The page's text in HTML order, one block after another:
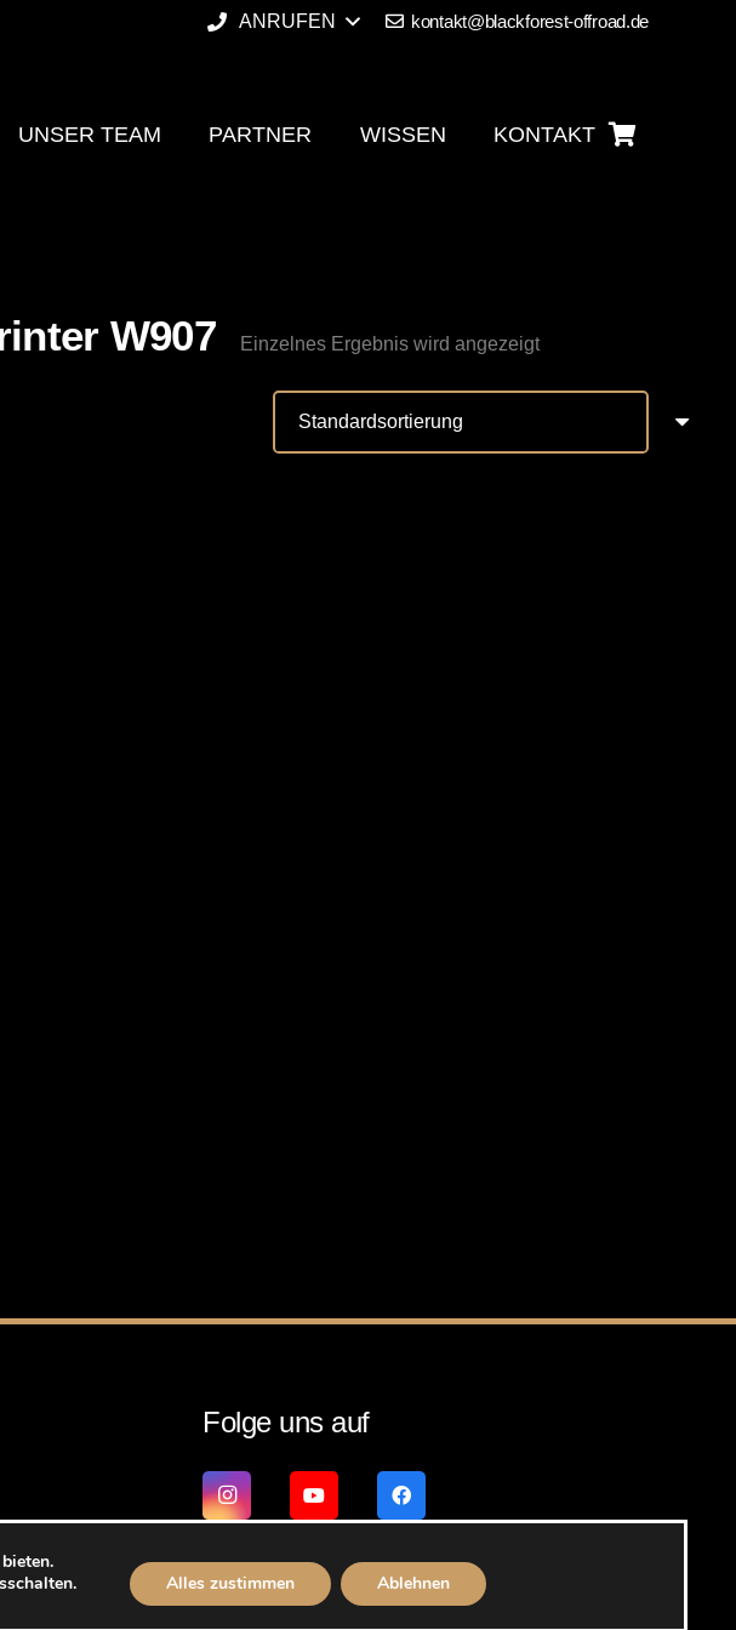
ANRUFEN kontakt@blackforest-offroad.de
UNSER TEAM PARTNER WISSEN KONTAKT
W907 Einzelnes Ergebnis wird angezeigt
Folge uns auf
Alles zustimmen Ablehnen